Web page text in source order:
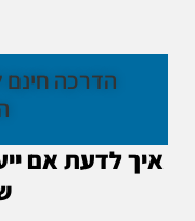
הדרכה חינם
איך לדעת אם